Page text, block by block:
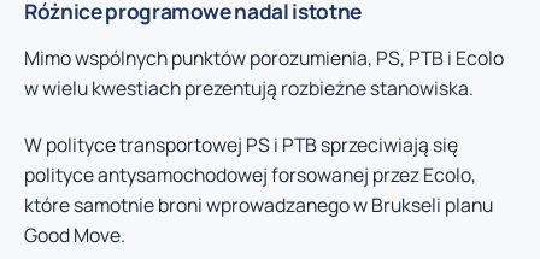
Różnice programowe nadal istotne
Mimo wspólnych punktów porozumienia, PS, PTB i Ecolo
w wielu kwestiach prezentują rozbieżne stanowiska.
W polityce transportowej PS i PTB sprzeciwiają się
polityce antysamochodowej forsowanej przez Ecolo,
które samotnie broni wprowadzanego w Brukseli planu
Good Move.